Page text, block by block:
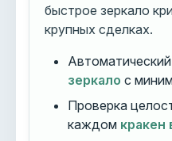
быстрое зеркало
крупных сделках.
зеркало с
Проверка
каждом кракен